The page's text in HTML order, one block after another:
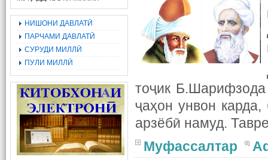
НИШОНИ ДАВЛАТӢ
ПАРЧАМИ ДАВЛАТӢ
СУРУДИ МИЛЛӢ
ПУЛИ МИЛЛӢ
тоҷик
ҷаҳон унвон
арзёбӣ намуд.
Муфассалтар